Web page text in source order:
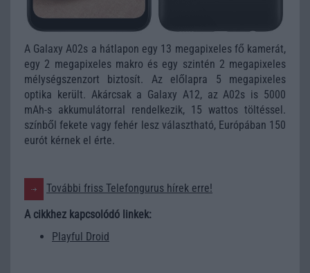
A Galaxy A02s a hátlapon egy 13 megapixeles fő kamerát,
egy 2 megapixeles makro és egy szintén 2 megapixeles
mélységszenzort biztosít. Az előlapra 5 megapixeles
optika került. Akárcsak a Galaxy A12, az A02s is 5000
mAh-s akkumulátorral rendelkezik, 15 wattos töltéssel.
színből fekete vagy fehér lesz választható, Európában 150
eurót kérnek el érte.
További friss Telefongurus hírek erre!
A cikkhez kapcsolódó linkek:
Playful Droid